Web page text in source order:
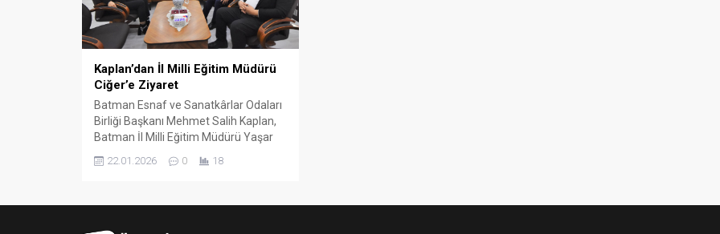
Kaplan’dan İl Milli Eğitim Müdürü
Ciğer’e Ziyaret
Batman Esnaf ve Sanatkârlar Odaları
Birliği Başkanı Mehmet Salih Kaplan,
Batman İl Milli Eğitim Müdürü Yaşar
Samimi bir atmosferde gerçekleşen
22.01.2026 0 18